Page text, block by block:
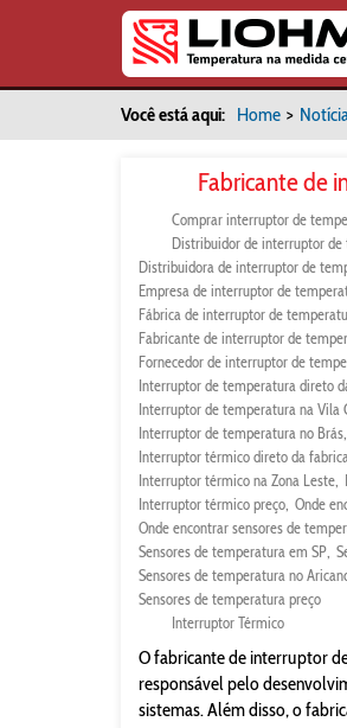
Você está aqui: Home >
Fabricante de
Comprar interruptor de
Distribuidor de interruptor de
Distribuidora de interruptor de
Empresa de interruptor de
Fábrica de interruptor de
Fabricante de interruptor de
Fornecedor de interruptor de
Interruptor de temperatura direto
Interruptor de temperatura na Vila
Interruptor de temperatura no Brás
Interruptor térmico direto da fabrica
Interruptor térmico na Zona Leste
Interruptor térmico preço Onde
Onde encontrar sensores de
Sensores de temperatura em SP
Sensores de temperatura no
Sensores de temperatura preço
Interruptor Térmico
O fabricante de interruptor
responsável pelo
sistemas. Além disso, o